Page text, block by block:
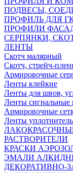
ПОДВЕСЫ,
ПРОФИЛЬ ДЛЯ
ПРОФИЛИ
СЕРПЯНКИ,
ЛЕНТЫ
Скотч малярный
Скотч, стрейч-
Армировочные
Ленты клейкие
Ленты для швов,
Ленты сигнальные
Армировочные
Ленты
РАСТВОРИТЕЛИ
КРАСКИ
ЭМАЛИ
ДЕКОРАТИВНО-